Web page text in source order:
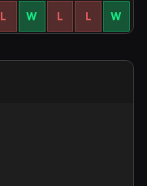
L W L L W